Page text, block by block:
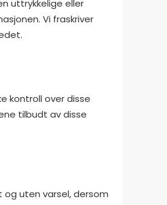
uttrykkelige eller
Vi fraskriver
kontroll over disse
tilbudt av disse
uten varsel, dersom